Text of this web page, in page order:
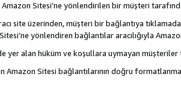
Amazon Sitesi’ne yönlendirilen bir müşteri
site üzerinden, müşteri bir bağlantıya
yönlendiren bağlantılar aracılığıyla
yer alan hüküm ve koşullara uymayan müşteriler
Amazon Sitesi bağlantılarının doğru